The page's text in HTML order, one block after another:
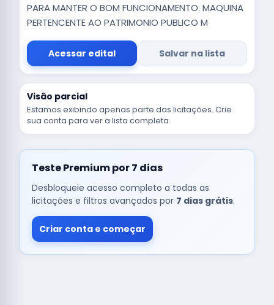
PARA MANTER O BOM FUNCIONAMENTO. MAQUINA
PERTENCENTE AO PATRIMONIO PUBLICO M
Acessar edital Salvar na lista
Visão parcial
Estamos exibindo apenas parte das licitações. Crie
sua conta para ver a lista completa.
Teste Premium por 7 dias
Desbloqueie acesso completo a todas as
licitações e filtros avançados por 7 dias grátis.
Criar conta e começar